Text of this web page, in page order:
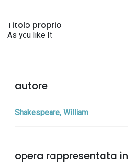
Titolo proprio
As you like It
autore
Shakespeare, William
opera rappresentata in